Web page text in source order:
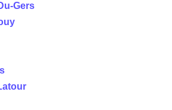
Gers